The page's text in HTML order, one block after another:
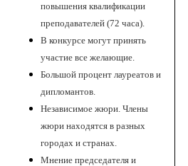
повышения квалификации
преподавателей (72 часа).
В конкурсе могут принять
участие все желающие.
Большой процент лауреатов и
дипломантов.
Независимое жюри. Члены
жюри находятся в разных
городах и странах.
Мнение председателя и